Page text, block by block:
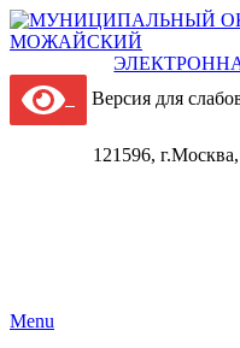
Версия для
121596,
Menu